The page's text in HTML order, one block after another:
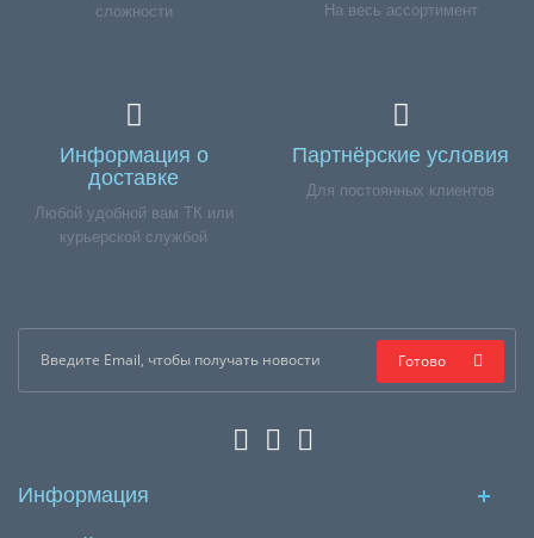
сложности
На весь ассортимент
Информация о
доставке
Любой удобной вам ТК или
курьерской службой
Партнёрские условия
Для постоянных клиентов
Готово
Информация